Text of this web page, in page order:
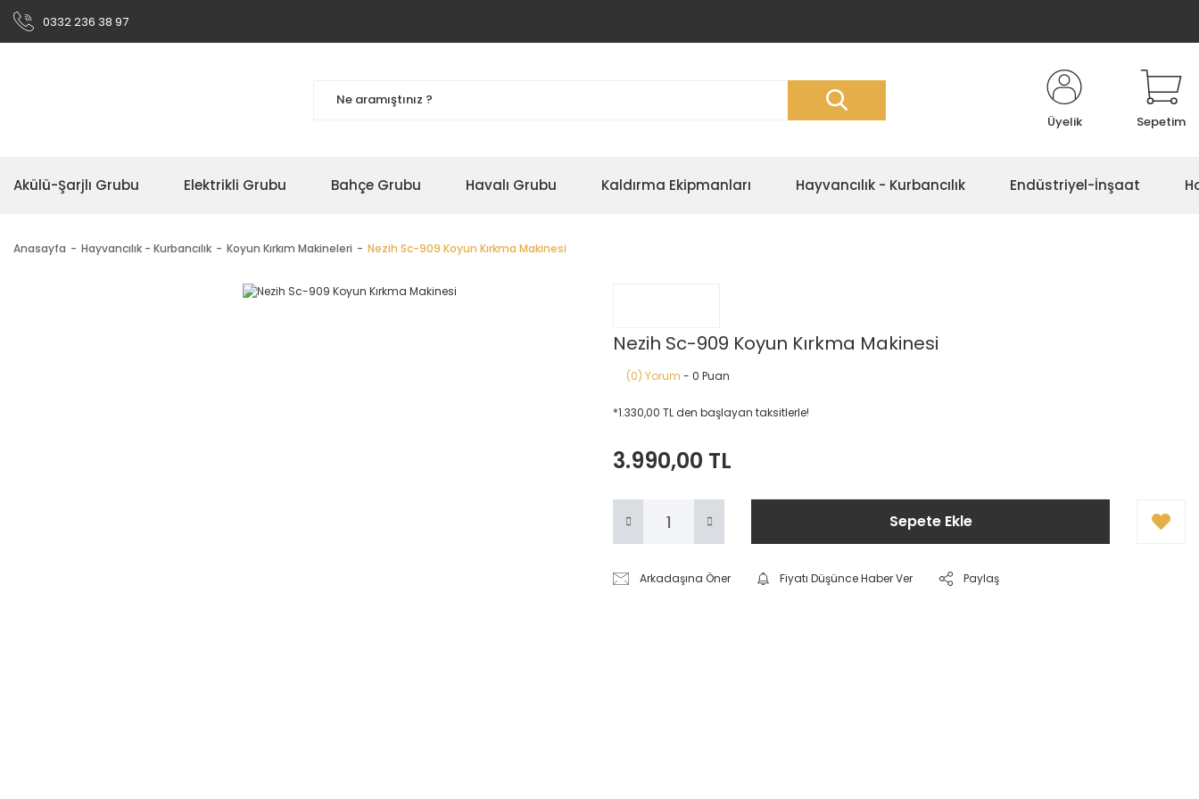
0332 236 38 97
Üyelik Sepetim
Akülü-Şarjlı Grubu Elektrikli Grubu Bahçe Grubu Havalı Grubu Kaldırma Ekipmanları Hayvancılık - Kurbancılık Endüstriyel-İnşaat
Anasayfa Hayvancılık - Kurbancılık Koyun Kırkım Makineleri Nezih Sc-909 Koyun Kırkma Makinesi
Nezih Sc-909 Koyun Kırkma Makinesi
(0) Yorum - 0 Puan
*1.330,00 TL den başlayan taksitlerle!
3.990,00 TL
Sepete Ekle
Arkadaşına Öner Fiyatı Düşünce Haber Ver Paylaş